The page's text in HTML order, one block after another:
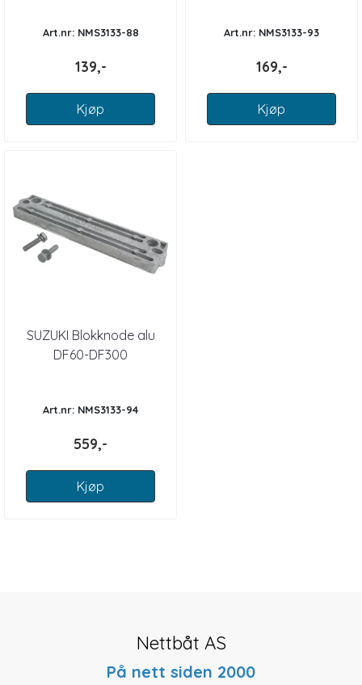
Art.nr: NMS3133-88
139,-
Kjøp
Art.nr: NMS3133-93
169,-
Kjøp
SUZUKI Blokknode alu
DF60-DF300
Art.nr: NMS3133-94
559,-
Kjøp
Nettbåt AS
På nett siden 2000